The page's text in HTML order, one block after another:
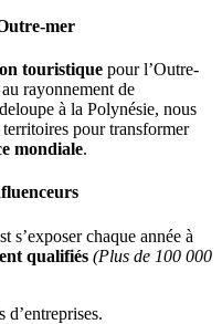
mer
touristique pour l’Outre-
rayonnement de
à la Polynésie, nous
territoires pour transformer
mondiale.
s’exposer chaque année à
qualifiés (Plus de 100 000
d’entreprises.